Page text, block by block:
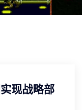
现战略部